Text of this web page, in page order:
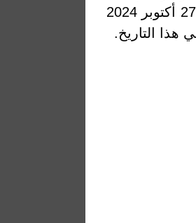
20.18% والتي تمثل النسبة المئوية لضوء القمر المنعكس من الشمس. والقمر في تاريخ الأحد، 27 أكتوبر 2024